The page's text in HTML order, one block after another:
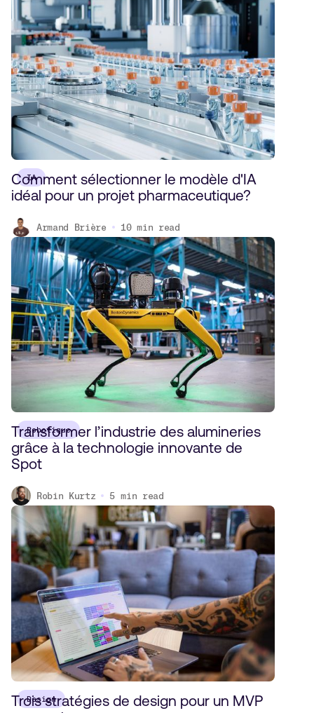
IA
Comment sélectionner le modèle d'IA
idéal pour un projet pharmaceutique?
Armand Brière 10 min read
Robotique
Transformer l’industrie des alumineries
grâce à la technologie innovante de
Spot
Robin Kurtz 5 min read
Design
Trois stratégies de design pour un MVP